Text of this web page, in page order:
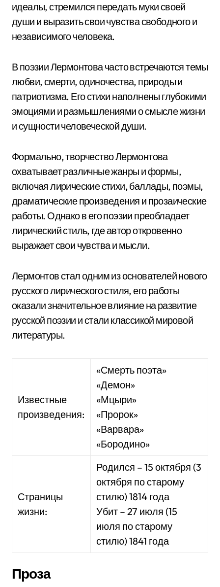
идеалы, стремился передать муки своей
души и выразить свои чувства свободного и
независимого человека.
В поэзии Лермонтова часто встречаются темы
любви, смерти, одиночества, природы и
патриотизма. Его стихи наполнены глубокими
эмоциями и размышлениями о смысле жизни
и сущности человеческой души.
Формально, творчество Лермонтова
охватывает различные жанры и формы,
включая лирические стихи, баллады, поэмы,
драматические произведения и прозаические
работы. Однако в его поэзии преобладает
лирический стиль, где автор откровенно
выражает свои чувства и мысли.
Лермонтов стал одним из основателей нового
русского лирического стиля, его работы
оказали значительное влияние на развитие
русской поэзии и стали классикой мировой
литературы.
Известные
произведения:
«Смерть поэта»
«Демон»
«Мцыри»
«Пророк»
«Варвара»
«Бородино»
Страницы
жизни:
Родился – 15 октября (3
октября по старому
стилю) 1814 года
Убит – 27 июля (15
июля по старому
стилю) 1841 года
Проза